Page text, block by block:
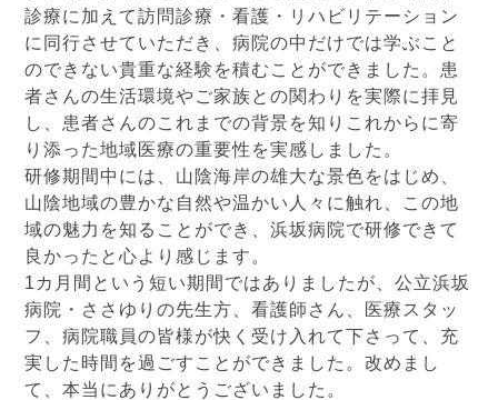
診療に加えて訪問診療・看護・リハビリテーション
に同行させていただき、病院の中だけでは学ぶこと
のできない貴重な経験を積むことができました。患
者さんの生活環境やご家族との関わりを実際に拝見
し、患者さんのこれまでの背景を知りこれからに寄
り添った地域医療の重要性を実感しました。
研修期間中には、山陰海岸の雄大な景色をはじめ、
山陰地域の豊かな自然や温かい人々に触れ、この地
域の魅力を知ることができ、浜坂病院で研修できて
良かったと心より感じます。
1カ月間という短い期間ではありましたが、公立浜坂
病院・ささゆりの先生方、看護師さん、医療スタッ
フ、病院職員の皆様が快く受け入れて下さって、充
実した時間を過ごすことができました。改めまし
て、本当にありがとうございました。